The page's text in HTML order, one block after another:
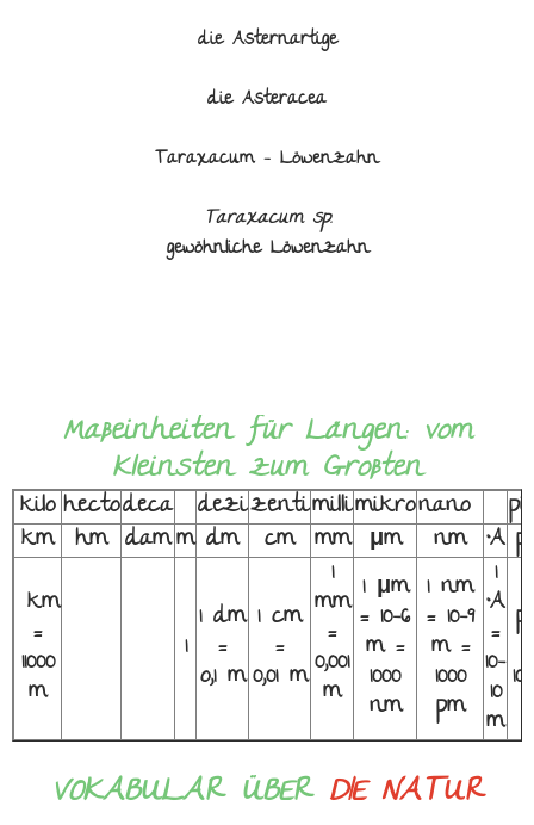
die Asternartige
die Asteracea
Taraxacum - Löwenzahn
Taraxacum sp.
gewöhnliche Löwenzahn
Maßeinheiten für Längen: vom
Kleinsten zum Großten
kilohectodeca dezizentimillimikronano
km hm damm dm cm mm μm nm °A
km
=
11000
m
1
1 dm
=
o,1 m
1 cm
=
0,01 m
1
mm
=
0,001
m
1 μm
= 10−6
m =
1000
nm
1 nm
= 10−9
m =
1000
pm
1
°A
=
10-
10
m
VOKABULAR ÜBER DIE NATUR